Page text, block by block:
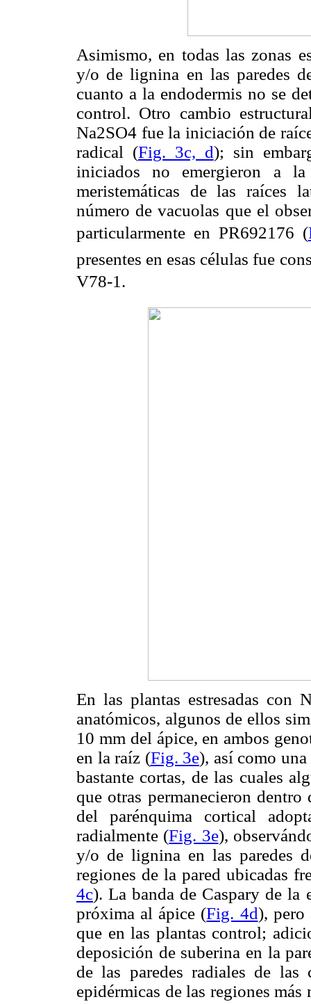
Asimismo, en todas las zonas
y/o de lignina en las paredes
cuanto a la endodermis no se
control. Otro cambio
Na2SO4 fue la iniciación de
radical (Fig. 3c, d); sin
iniciados no emergieron a
meristemáticas de las raíces
número de vacuolas que el
particularmente en PR692176 (
presentes en esas células fue
V78-1.
En las plantas estresadas con
anatómicos, algunos de ellos
10 mm del ápice, en ambos
en la raíz (Fig. 3e), así como
bastante cortas, de las cuales
que otras permanecieron
del parénquima cortical
radialmente (Fig. 3e),
y/o de lignina en las paredes
regiones de la pared ubicadas
4c). La banda de Caspary de la
próxima al ápice (Fig. 4d), pero
que en las plantas control;
deposición de suberina en la
de las paredes radiales de las
epidérmicas de las regiones